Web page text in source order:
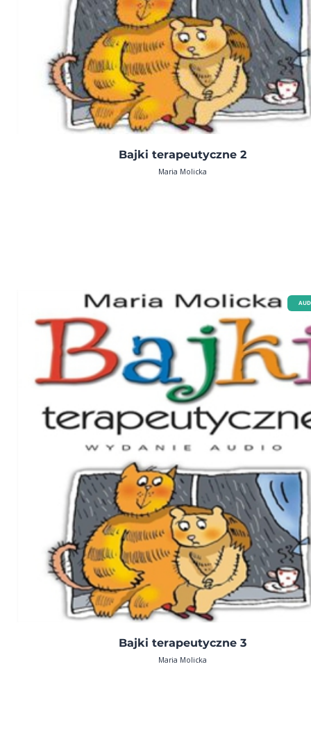
Bajki terapeutyczne 2
Maria Molicka
Bajki terapeutyczne 3
Maria Molicka